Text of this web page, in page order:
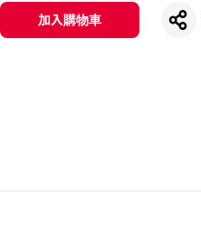
加入購物車